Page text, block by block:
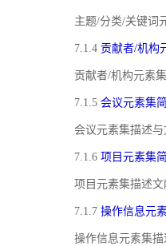
主题/分类/关键词
7.1.4 贡献者/机构
贡献者/机构元素
7.1.5 会议元素集
会议元素集描述
7.1.6 项目元素集
项目元素集描述
7.1.7 操作信息元
操作信息元素集